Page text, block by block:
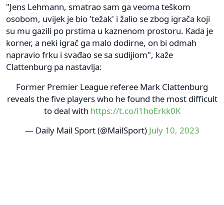
"Jens Lehmann, smatrao sam ga veoma teškom
osobom, uvijek je bio 'težak' i žalio se zbog igrača koji
su mu gazili po prstima u kaznenom prostoru. Kada je
korner, a neki igrač ga malo dodirne, on bi odmah
napravio frku i svađao se sa sudijiom", kaže
Clattenburg pa nastavlja:
Former Premier League referee Mark Clattenburg
reveals the five players who he found the most difficult
to deal with https://t.co/i1hoErkk0K
— Daily Mail Sport (@MailSport) July 10, 2023